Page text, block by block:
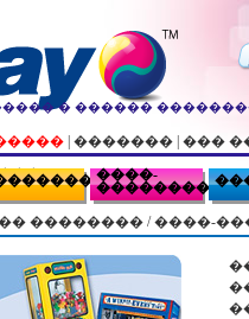
� ������
������� ���
����-
�������� /����-